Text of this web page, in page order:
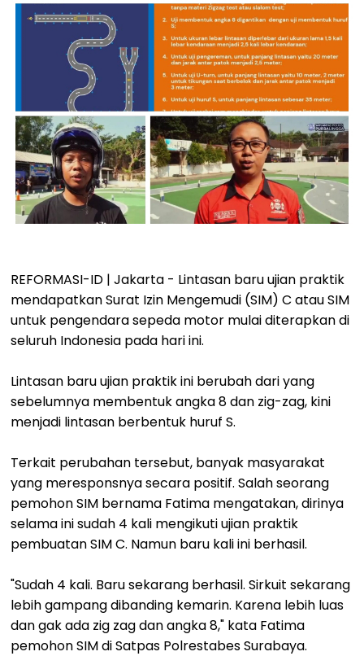
REFORMASI-ID | Jakarta - Lintasan baru ujian praktik
mendapatkan Surat Izin Mengemudi (SIM) C atau SIM
untuk pengendara sepeda motor mulai diterapkan di
seluruh Indonesia pada hari ini.
Lintasan baru ujian praktik ini berubah dari yang
sebelumnya membentuk angka 8 dan zig-zag, kini
menjadi lintasan berbentuk huruf S.
Terkait perubahan tersebut, banyak masyarakat
yang meresponsnya secara positif. Salah seorang
pemohon SIM bernama Fatima mengatakan, dirinya
selama ini sudah 4 kali mengikuti ujian praktik
pembuatan SIM C. Namun baru kali ini berhasil.
"Sudah 4 kali. Baru sekarang berhasil. Sirkuit sekarang
lebih gampang dibanding kemarin. Karena lebih luas
dan gak ada zig zag dan angka 8," kata Fatima
pemohon SIM di Satpas Polrestabes Surabaya.